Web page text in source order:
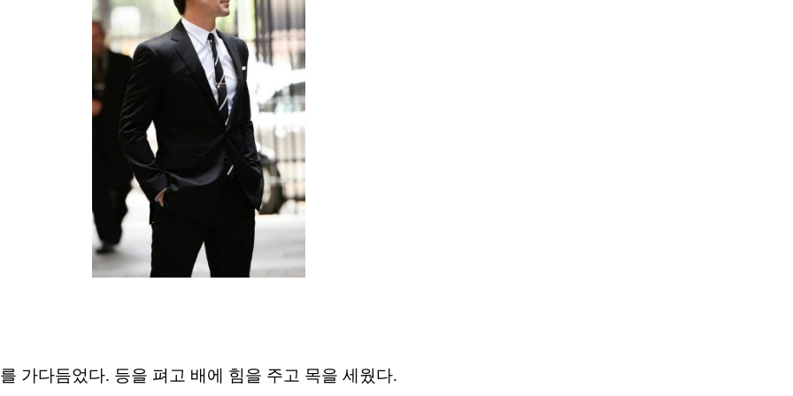
가다듬었다. 등을 펴고 배에 힘을 주고 목을 세웠다.